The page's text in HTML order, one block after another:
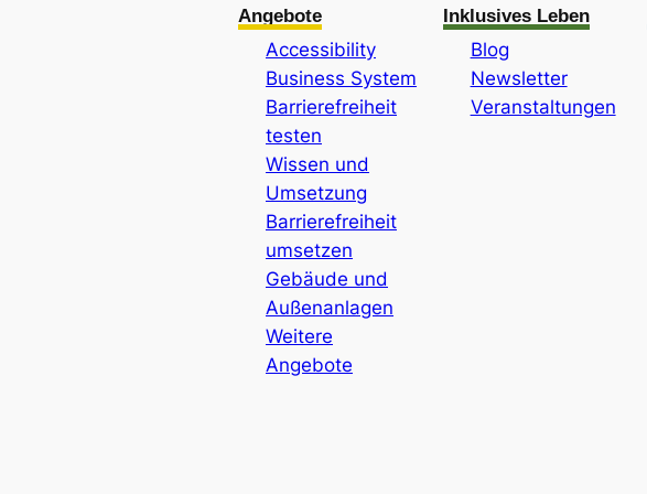
Angebote
Accessibility
Business System
Barrierefreiheit
testen
Wissen und
Umsetzung
Barrierefreiheit
umsetzen
Gebäude und
Außenanlagen
Weitere
Angebote
Inklusives Leben
Blog
Newsletter
Veranstaltungen